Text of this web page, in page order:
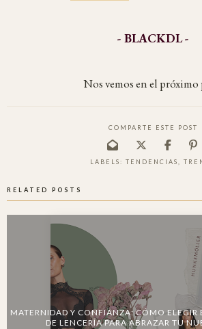
- BLACKDL -
Nos vemos en el próximo
COMPARTE ESTE POST
LABELS: TENDENCIAS,
RELATED POSTS
MATERNIDAD Y CONFIANZA: CÓMO ELEGIR
DE LENCERÍA PARA ABRAZAR TU